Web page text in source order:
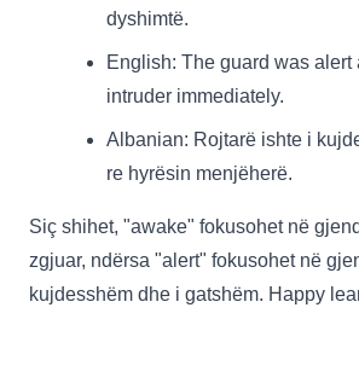
dyshimtë.
English: The guard was alert
intruder immediately.
Albanian: Rojtarë ishte i
re hyrësin menjëherë.
Siç shihet, "awake" fokusohet në
zgjuar, ndërsa "alert" fokusohet në
kujdesshëm dhe i gatshëm. Happy